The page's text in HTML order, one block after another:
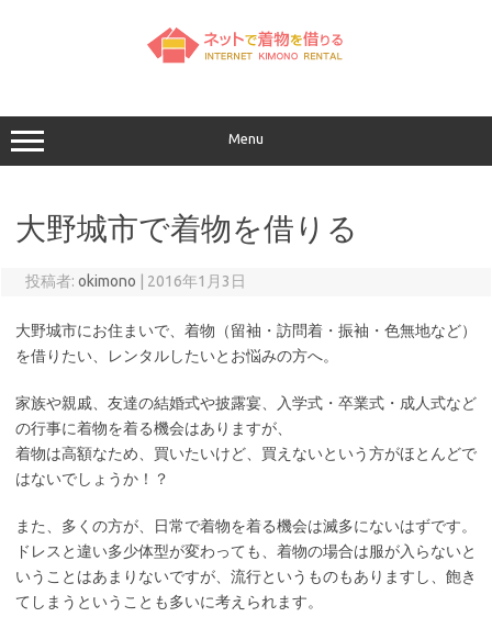
キ
ッ
プ
Menu
大野城市で着物を借りる
投稿者: okimono 2016年1月3日
大野城市にお住まいで、着物（留袖・訪問着・振袖・色無地など）
を借りたい、レンタルしたいとお悩みの方へ。
家族や親戚、友達の結婚式や披露宴、入学式・卒業式・成人式など
の行事に着物を着る機会はありますが、
着物は高額なため、買いたいけど、買えないという方がほとんどで
はないでしょうか！？
また、多くの方が、日常で着物を着る機会は滅多にないはずです。
ドレスと違い多少体型が変わっても、着物の場合は服が入らないと
いうことはあまりないですが、流行というものもありますし、飽き
てしまうということも多いに考えられます。